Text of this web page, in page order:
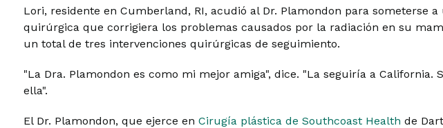
Lori, residente en Cumberland, RI, acudió al Dr. Plamondon para someterse
quirúrgica que corrigiera los problemas causados por la radiación en su
un total de tres intervenciones quirúrgicas de seguimiento.
"La Dra. Plamondon es como mi mejor amiga", dice. "La seguiría a California.
ella".
El Dr. Plamondon, que ejerce en Cirugía plástica de Southcoast Health de